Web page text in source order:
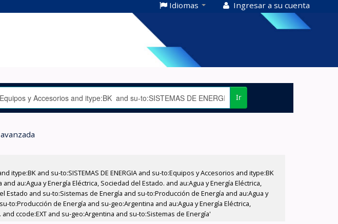
Idiomas Ingresar a su cuenta
Ir
and su-to:SISTEMAS DE ENERGIA and su-to:Equipos y Accesorios and itype:BK
au:Agua y Energía Eléctrica, Sociedad del Estado. and au:Agua y Energía Eléctrica,
Estado and su-to:Sistemas de Energía and su-to:Producción de Energía and au:Agua y
to:Producción de Energía and su-geo:Argentina and au:Agua y Energía Eléctrica,
ccode:EXT and su-geo:Argentina and su-to:Sistemas de Energía'